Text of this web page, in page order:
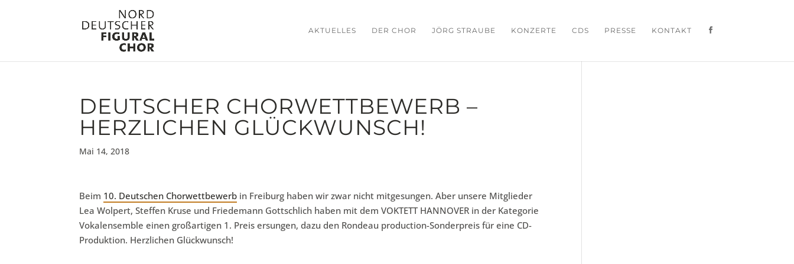
AKTUELLES DER CHOR JÖRG STRAUBE KONZERTE CDS PRESSE KONTAKT
DEUTSCHER CHORWETTBEWERB –
HERZLICHEN GLÜCKWUNSCH!
Mai 14, 2018
Beim 10. Deutschen Chorwettbewerb in Freiburg haben wir zwar nicht mitgesungen. Aber unsere Mitglieder
Lea Wolpert, Steffen Kruse und Friedemann Gottschlich haben mit dem VOKTETT HANNOVER in der Kategorie
Vokalensemble einen großartigen 1. Preis ersungen, dazu den Rondeau production-Sonderpreis für eine CD-
Produktion. Herzlichen Glückwunsch!